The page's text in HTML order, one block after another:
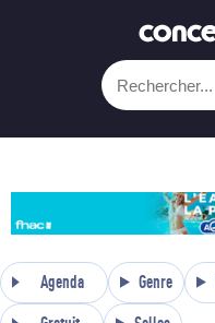
Agenda Genre